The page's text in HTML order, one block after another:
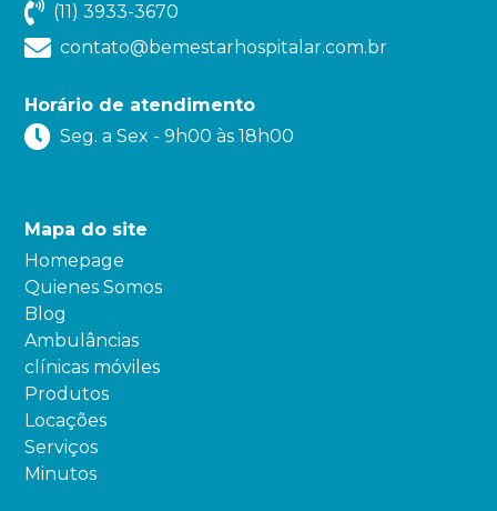
(11) 3933-3670
contato@bemestarhospitalar.com.br
Horário de atendimento
Seg. a Sex - 9h00 às 18h00
Mapa do site
Homepage
Quienes Somos
Blog
Ambulâncias
clínicas móviles
Produtos
Locações
Serviços
Minutos